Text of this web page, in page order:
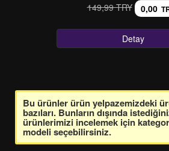
149,99 TRY 0,00
Detay
Bu ürünler ürün yelpazemizdeki
bazıları. Bunların dışında
ürünlerimizi incelemek için
modeli seçebilirsiniz.